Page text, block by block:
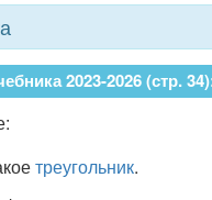
2023-2026 (стр.
треугольник.